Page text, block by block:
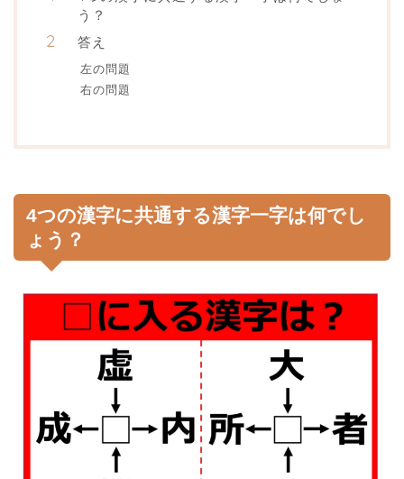
う？
答え
左の問題
右の問題
4つの漢字に共通する漢字一字は何でし
ょう？